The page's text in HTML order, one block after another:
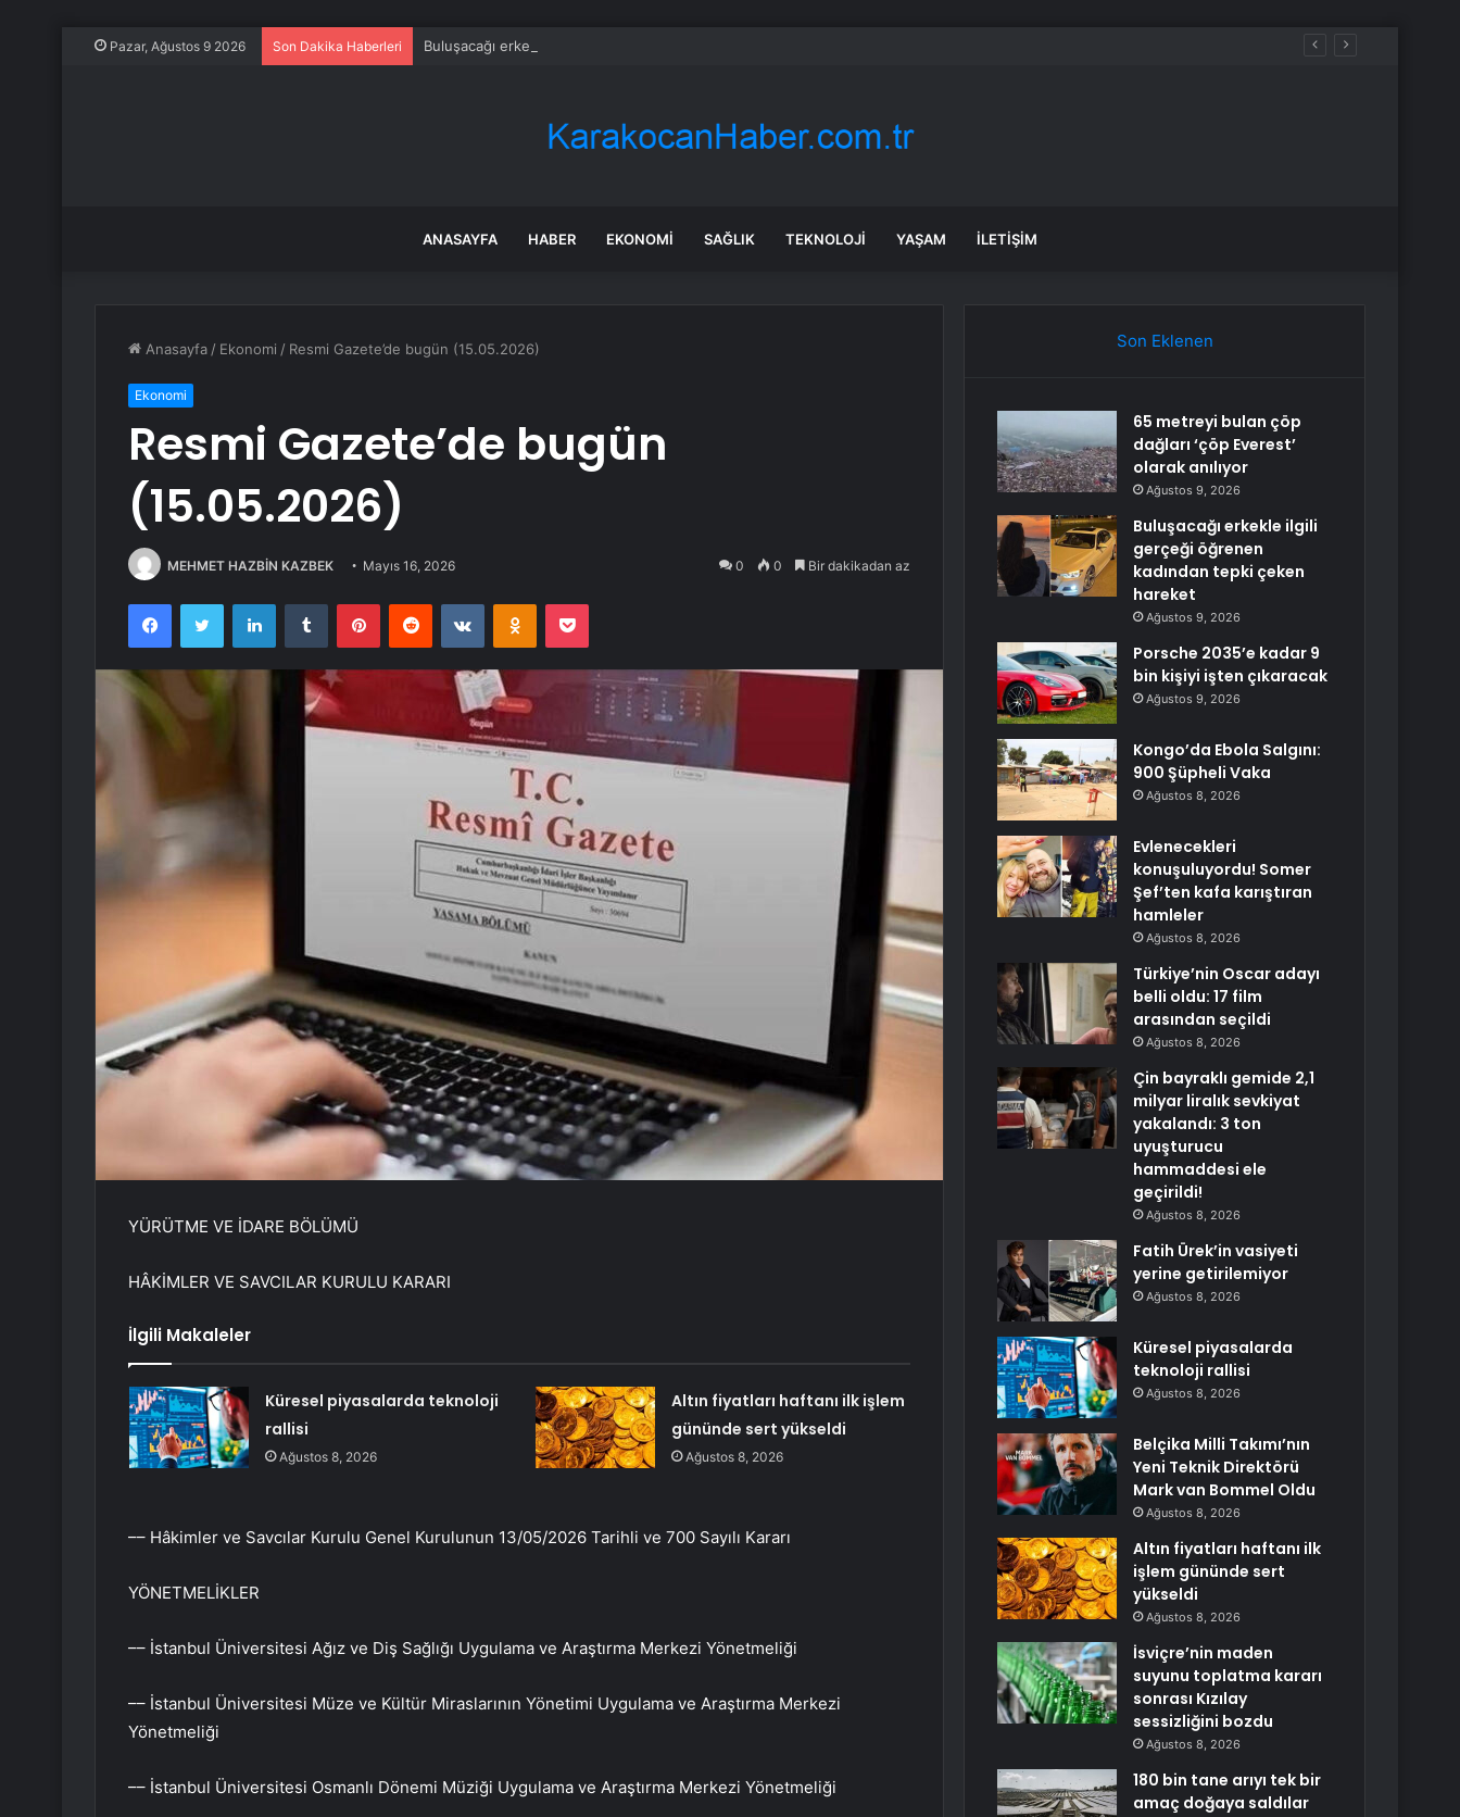
Pazar, Ağustos 9 2026 Son Dakika Haberleri Buluşacağı erkekle ilgili gerçeği öğrenen kadından tepki çeken hareket
ANASAYFA HABER EKONOMI SAĞLIK TEKNOLOJI YAŞAM İLETIŞIM
Anasayfa / Ekonomi / Resmi Gazete’de bugün (15.05.2026)
Ekonomi
Resmi Gazete’de bugün
(15.05.2026)
MEHMET HAZBİN KAZBEK Mayıs 16, 2026 0 0 Bir dakikadan az
FacebookTwitter LinkedInTumblr PinterestReddit VKontakteOdnoklassniki
Pocket
YÜRÜTME VE İDARE BÖLÜMÜ
HÂKİMLER VE SAVCILAR KURULU KARARI
İlgili Makaleler
Küresel piyasalarda teknoloji
rallisi
Ağustos 8, 2026
Altın fiyatları haftanı ilk işlem
gününde sert yükseldi
Ağustos 8, 2026
–– Hâkimler ve Savcılar Kurulu Genel Kurulunun 13/05/2026 Tarihli ve 700 Sayılı Kararı
YÖNETMELİKLER
–– İstanbul Üniversitesi Ağız ve Diş Sağlığı Uygulama ve Araştırma Merkezi Yönetmeliği
–– İstanbul Üniversitesi Müze ve Kültür Miraslarının Yönetimi Uygulama ve Araştırma Merkezi
Yönetmeliği
–– İstanbul Üniversitesi Osmanlı Dönemi Müziği Uygulama ve Araştırma Merkezi Yönetmeliği
Son Eklenen
65 metreyi bulan çöp
dağları ‘çöp Everest’
olarak anılıyor
Ağustos 9, 2026
Buluşacağı erkekle ilgili
gerçeği öğrenen
kadından tepki çeken
hareket
Ağustos 9, 2026
Porsche 2035’e kadar 9
bin kişiyi işten çıkaracak
Ağustos 9, 2026
Kongo’da Ebola Salgını:
900 Şüpheli Vaka
Ağustos 8, 2026
Evlenecekleri
konuşuluyordu! Somer
Şef’ten kafa karıştıran
hamleler
Ağustos 8, 2026
Türkiye’nin Oscar adayı
belli oldu: 17 film
arasından seçildi
Ağustos 8, 2026
Çin bayraklı gemide 2,1
milyar liralık sevkiyat
yakalandı: 3 ton
uyuşturucu
hammaddesi ele
geçirildi!
Ağustos 8, 2026
Fatih Ürek’in vasiyeti
yerine getirilemiyor
Ağustos 8, 2026
Küresel piyasalarda
teknoloji rallisi
Ağustos 8, 2026
Belçika Milli Takımı’nın
Yeni Teknik Direktörü
Mark van Bommel Oldu
Ağustos 8, 2026
Altın fiyatları haftanı ilk
işlem gününde sert
yükseldi
Ağustos 8, 2026
İsviçre’nin maden
suyunu toplatma kararı
sonrası Kızılay
sessizliğini bozdu
Ağustos 8, 2026
180 bin tane arıyı tek bir
amaç doğaya saldılar